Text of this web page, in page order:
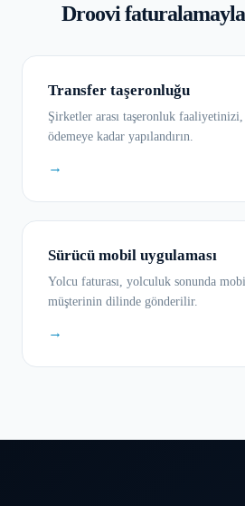
Droovi faturalamayla
Transfer taşeronluğu
Şirketler arası taşeronluk faaliyetinizi,
ödemeye kadar yapılandırın.
→
Sürücü mobil uygulaması
Yolcu faturası, yolculuk sonunda
müşterinin dilinde gönderilir.
→